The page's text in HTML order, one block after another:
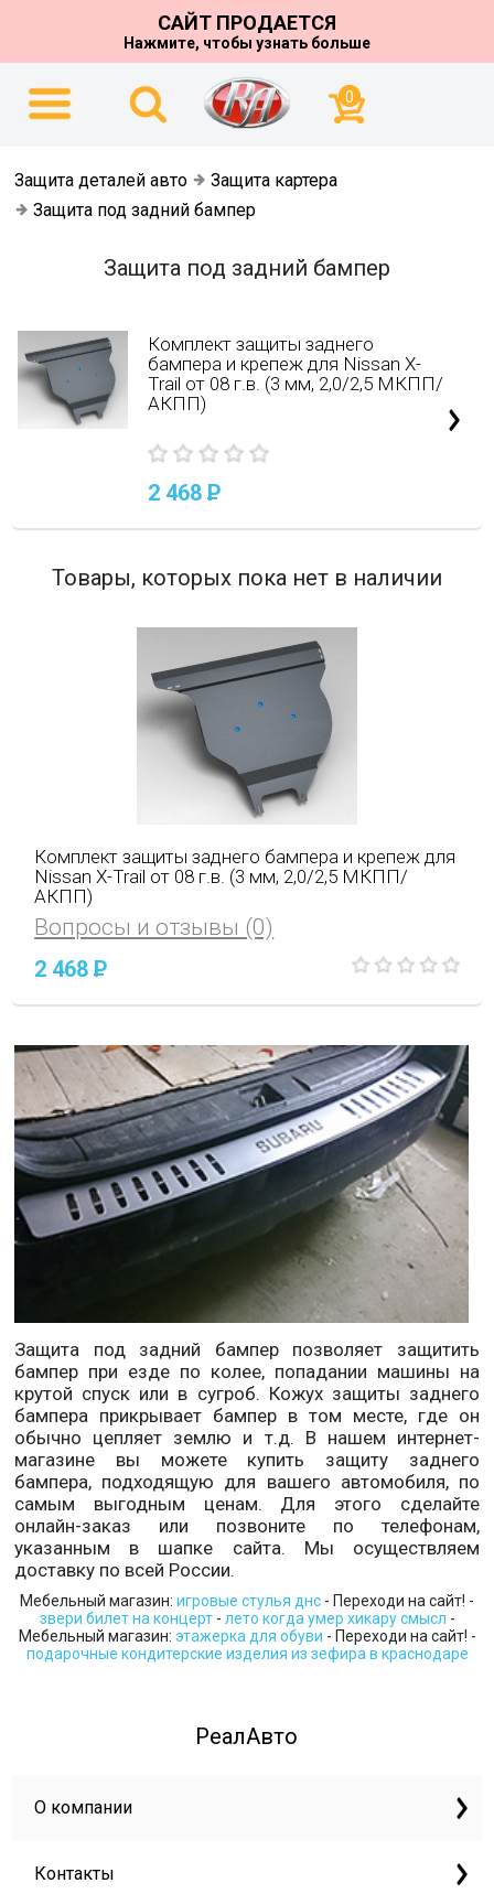
САЙТ ПРОДАЕТСЯ
Нажмите, чтобы узнать больше
0
Защита деталей авто
Защита картера
Защита под задний бампер
Защита под задний бампер
Комплект защиты заднего
бампера и крепеж для Nissan X-
Trail от 08 г.в. (3 мм, 2,0/2,5 МКПП/
АКПП)
2 468P
Товары, которых пока нет в наличии
Комплект защиты заднего бампера и крепеж для
Nissan X-Trail от 08 г.в. (3 мм, 2,0/2,5 МКПП/
АКПП)
Вопросы и отзывы (0)
2 468P
Защита под задний бампер позволяет защитить
бампер при езде по колее, попадании машины на
крутой спуск или в сугроб. Кожух защиты заднего
бампера прикрывает бампер в том месте, где он
обычно цепляет землю и т.д. В нашем интернет-
магазине вы можете купить защиту заднего
бампера, подходящую для вашего автомобиля, по
самым выгодным ценам. Для этого сделайте
онлайн-заказ или позвоните по телефонам,
указанным в шапке сайта. Мы осуществляем
доставку по всей России.
Мебельный магазин: игровые стулья днс - Переходи на сайт! -
звери билет на концерт- лето когда умер хикару смысл -
Мебельный магазин: этажерка для обуви - Переходи на сайт! -
подарочные кондитерские изделия из зефира в краснодаре
РеалАвто
О компании
Контакты